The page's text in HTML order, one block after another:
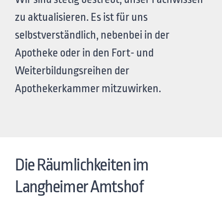
zu aktualisieren. Es ist für uns
selbstverständlich, nebenbei in der
Apotheke oder in den Fort- und
Weiterbildungsreihen der
Apothekerkammer mitzuwirken.
Die Räumlichkeiten im
Langheimer Amtshof